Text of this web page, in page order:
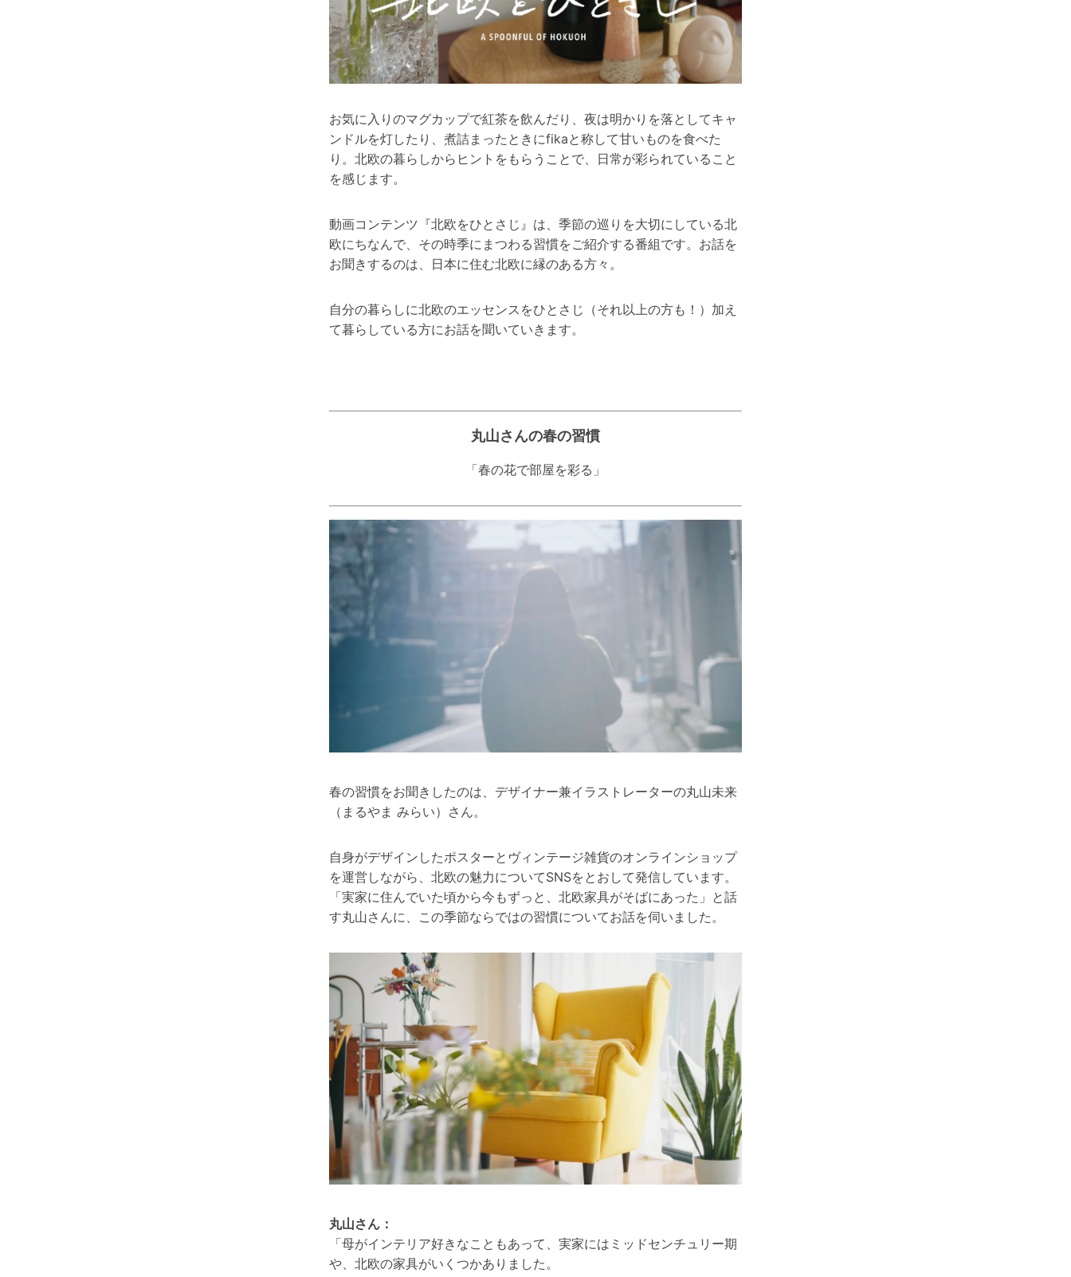
お気に入りのマグカップで紅茶を飲んだり、夜は明かりを落としてキャ
ンドルを灯したり、煮詰まったときにfikaと称して甘いものを食べた
り。北欧の暮らしからヒントをもらうことで、日常が彩られていること
を感じます。
動画コンテンツ『北欧をひとさじ』は、季節の巡りを大切にしている北
欧にちなんで、その時季にまつわる習慣をご紹介する番組です。お話を
お聞きするのは、日本に住む北欧に縁のある方々。
自分の暮らしに北欧のエッセンスをひとさじ（それ以上の方も！）加え
て暮らしている方にお話を聞いていきます。
丸山さんの春の習慣
「春の花で部屋を彩る」
春の習慣をお聞きしたのは、デザイナー兼イラストレーターの丸山未来
（まるやま みらい）さん。
自身がデザインしたポスターとヴィンテージ雑貨のオンラインショップ
を運営しながら、北欧の魅力についてSNSをとおして発信しています。
「実家に住んでいた頃から今もずっと、北欧家具がそばにあった」と話
す丸山さんに、この季節ならではの習慣についてお話を伺いました。
丸山さん：
「母がインテリア好きなこともあって、実家にはミッドセンチュリー期
や、北欧の家具がいくつかありました。